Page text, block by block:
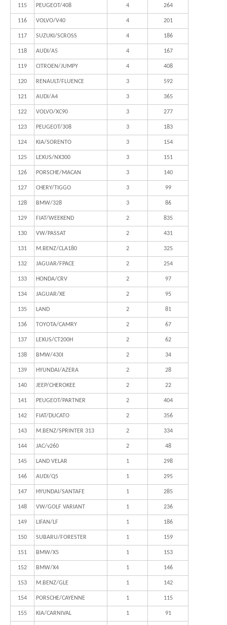
115 PEUGEOT/408 4 264
116 VOLVO/V40 4 201
117 SUZUKI/SCROSS 4 186
118 AUDI/A5 4 167
119 CITROEN/JUMPY 4 408
120 RENAULT/FLUENCE 3 592
121 AUDI/A4 3 365
122 VOLVO/XC90 3 277
123 PEUGEOT/308 3 183
124 KIA/SORENTO 3 154
125 LEXUS/NX300 3 151
126 PORSCHE/MACAN 3 140
127 CHERY/TIGGO 3 99
128 BMW/328 3 86
129 FIAT/WEEKEND 2 835
130 VW/PASSAT 2 431
131 M.BENZ/CLA180 2 325
132 JAGUAR/FPACE 2 254
133 HONDA/CRV 2 97
134 JAGUAR/XE 2 95
135 LAND 2 81
136 TOYOTA/CAMRY 2 67
137 LEXUS/CT200H 2 62
138 BMW/430I 2 34
139 HYUNDAI/AZERA 2 28
140 JEEP/CHEROKEE 2 22
141 PEUGEOT/PARTNER 2 404
142 FIAT/DUCATO 2 356
143 M.BENZ/SPRINTER 313 2 334
144 JAC/v260 2 48
145 LAND VELAR 1 298
146 AUDI/Q5 1 295
147 HYUNDAI/SANTAFE 1 285
148 VW/GOLF VARIANT 1 236
149 LIFAN/LF 1 186
150 SUBARU/FORESTER 1 159
151 BMW/X5 1 153
152 BMW/X4 1 146
153 M.BENZ/GLE 1 142
154 PORSCHE/CAYENNE 1 115
155 KIA/CARNIVAL 1 91